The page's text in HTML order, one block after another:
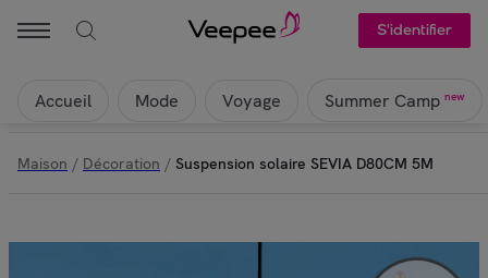
S'identifier
Accueil Mode Voyage Summer Camp new
Maison / Décoration / Suspension solaire SEVIA D80CM 5M